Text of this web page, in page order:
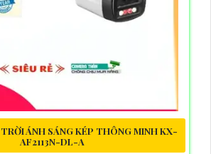
ÁNH SÁNG KÉP THÔNG MINH KX-
AF2113N-DL-A